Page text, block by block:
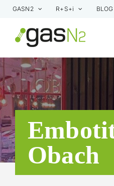
Skip
content
GASN2 R+S+i BLOG
Obach